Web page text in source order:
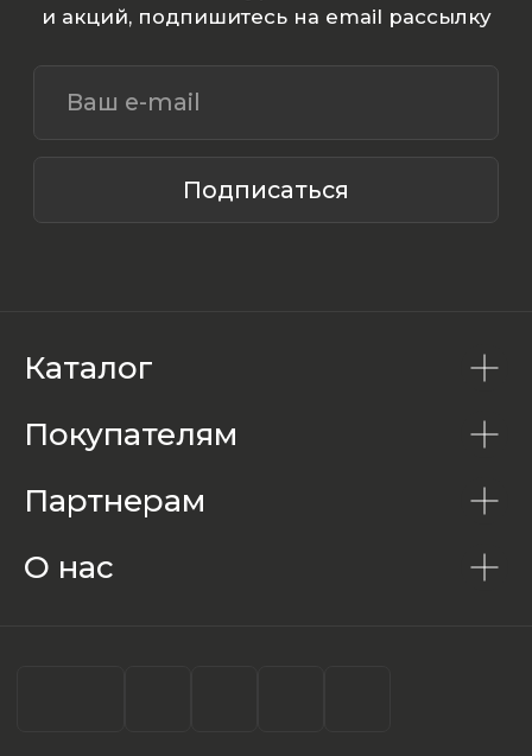
Каталог
Покупателям
Партнерам
О нас